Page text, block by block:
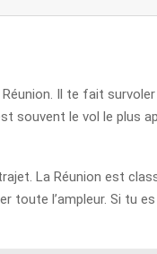
Il te fait survoler
souvent le vol le plus
La Réunion est
l’ampleur. Si tu es